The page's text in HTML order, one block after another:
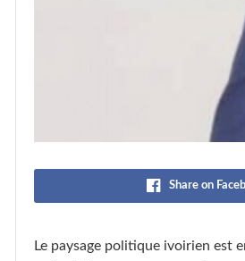
Share on
Le paysage politique ivoirien est